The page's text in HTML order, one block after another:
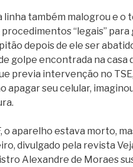
linha também malogrou e o
“legais” para
depois de ele ser
golpe encontrada na casa
previa intervenção no
apagar seu celular,
o aparelho estava morto,
divulgado pela revista
Alexandre de Moraes